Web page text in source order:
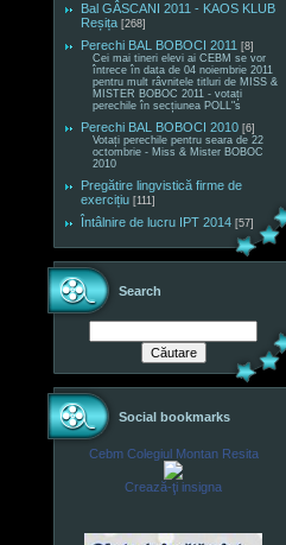
Bal GÂSCANI 2011 - KAOS KLUB
Reșița [268]
Perechi BAL BOBOCI 2011 [8]
Cei mai tineri elevi ai CEBM se vor
întrece în data de 04 noiembrie 2011
pentru mult râvnitele titluri de MISS &
MISTER BOBOC 2011 - votați
perechile în secțiunea POLL"s
Perechi BAL BOBOCI 2010 [6]
Votați perechile pentru seara de 22
octombrie - Miss & Mister BOBOC
2010
Pregătire lingvistică firme de
exercițiu [111]
Întâlnire de lucru IPT 2014 [57]
Search
Social bookmarks
Cebm Colegiul Montan Resita
Crează-ţi insigna